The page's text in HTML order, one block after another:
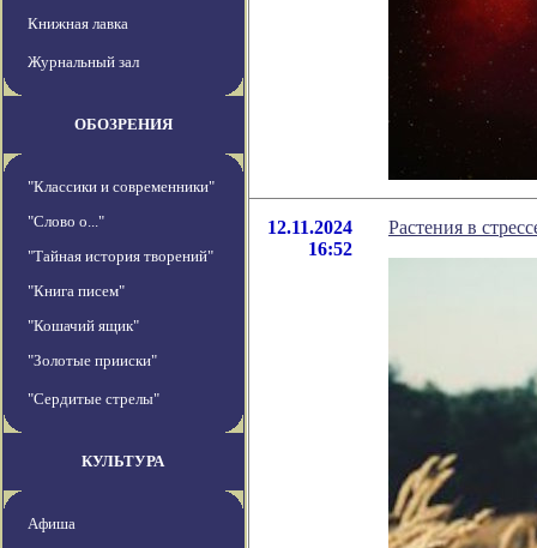
Книжная лавка
Журнальный зал
ОБОЗРЕНИЯ
"Классики и современники"
"Слово о..."
"Тайная история творений"
"Книга писем"
"Кошачий ящик"
"Золотые прииски"
"Сердитые стрелы"
КУЛЬТУРА
Афиша
12.11.2024
16:52
Растения в